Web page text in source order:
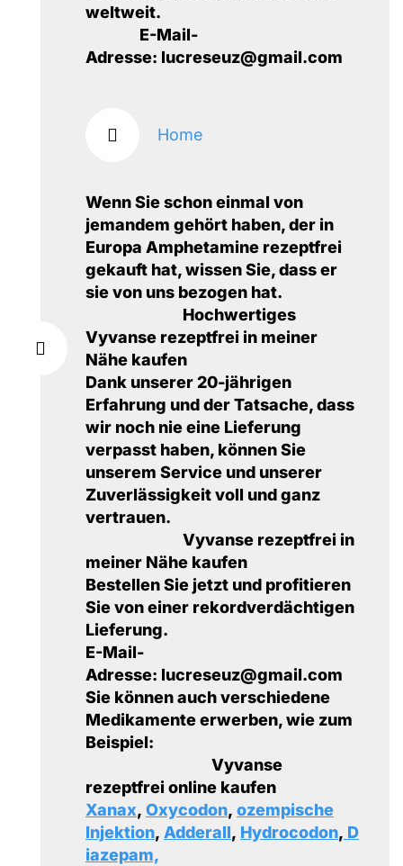
weltweit.
E-Mail-
Adresse: lucreseuz@gmail.com
Home
Wenn Sie schon einmal von
jemandem gehört haben, der in
Europa Amphetamine rezeptfrei
gekauft hat, wissen Sie, dass er
sie von uns bezogen hat.
Hochwertiges
Vyvanse rezeptfrei in meiner
Nähe kaufen
Dank unserer 20-jährigen
Erfahrung und der Tatsache, dass
wir noch nie eine Lieferung
verpasst haben, können Sie
unserem Service und unserer
Zuverlässigkeit voll und ganz
vertrauen.
Vyvanse rezeptfrei in
meiner Nähe kaufen
Bestellen Sie jetzt und profitieren
Sie von einer rekordverdächtigen
Lieferung.
E-Mail-
Adresse: lucreseuz@gmail.com
Sie können auch verschiedene
Medikamente erwerben, wie zum
Beispiel:
Vyvanse
rezeptfrei online kaufen
Xanax, Oxycodon, ozempische
Injektion, Adderall, Hydrocodon, D
iazepam,